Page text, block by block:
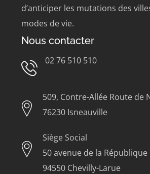
d’anticiper les mutations des
modes de vie.
Nous contacter
02 76 510 510
509, Contre-Allée Route de
76230 Isneauville
Siège Social
50 avenue de la République
94550 Chevilly-Larue